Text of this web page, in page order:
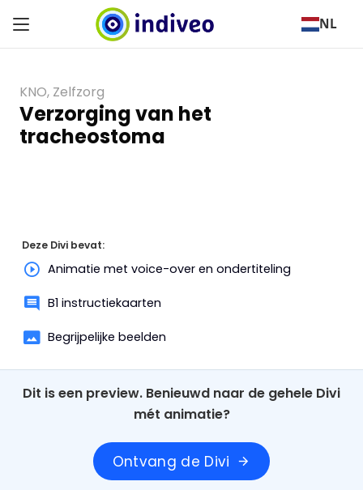
NL
KNO, Zelfzorg
Verzorging van het
tracheostoma
Deze Divi bevat:
Animatie met voice-over en ondertiteling
B1 instructiekaarten
Begrijpelijke beelden
Dit is een preview. Benieuwd naar de gehele Divi
mét animatie?
Ontvang de Divi arrow_forward